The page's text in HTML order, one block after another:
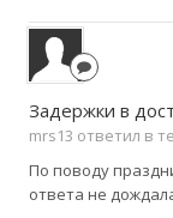
Задержки в
mrs13 ответил в
По поводу
ответа не